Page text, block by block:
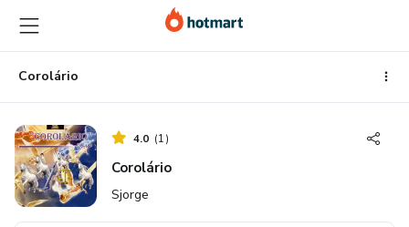
para
o
conteúdo
principal
para
o
pagamento
para
o
rodapé
Corolário
4.0 (1)
Corolário
Sjorge